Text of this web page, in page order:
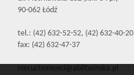
90-062 Łódź
tel.: (42) 632-52-52, (42) 632-40-20
fax: (42) 632-47-37
nieruchomosci@ablitwinska.pl